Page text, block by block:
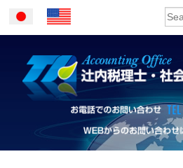
JapaneseEnglish
WEBからのお問い